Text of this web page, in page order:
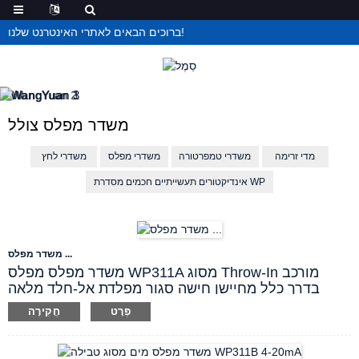
ברוכים הבאים לאתרי האינטרנט שלנו!
משדר מפלס צולל
משדרי לחץ משדרי מפלס משדרי טמפרטורה מדי זרימה
אינדיקטורים תעשייתיים חכמים מסדרת WP
משדר מפלס ...
משדר מפלס מפלס WP311A מסוג Throw-In מורכב
בדרך כלל מחיישן חישה סגור מפלדת אל-חלד מלאה
וכבל צינור חשמלי בעלי הגנה מפני חדירה IP68. המוצר
יכול למדוד ולשלוט ברמת הנוזל בתוך מיכל האחסון על
צינור מאוורר בעל 2 חוטים מספק יציאה נוחה ומהירה של
חֲקִירָה פְּרָט